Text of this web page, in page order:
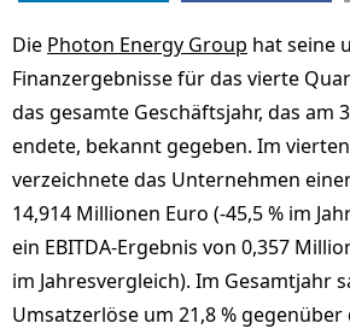
Die Photon Energy Group hat seine
Finanzergebnisse für das vierte
das gesamte Geschäftsjahr, das am
endete, bekannt gegeben. Im
verzeichnete das Unternehmen
14,914 Millionen Euro (-45,5 % im
ein EBITDA-Ergebnis von 0,357
im Jahresvergleich). Im Gesamtjahr
Umsatzerlöse um 21,8 %